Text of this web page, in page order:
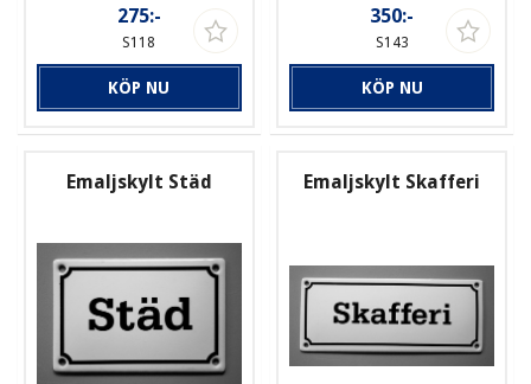
275:-
S118
KÖP NU
350:-
S143
KÖP NU
Emaljskylt Städ Emaljskylt Skafferi